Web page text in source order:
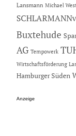
Lansmann Michael
Buxtehude
AG Tempowerk
Wirtschaftsförderung
Hamburger Süden
Anzeige